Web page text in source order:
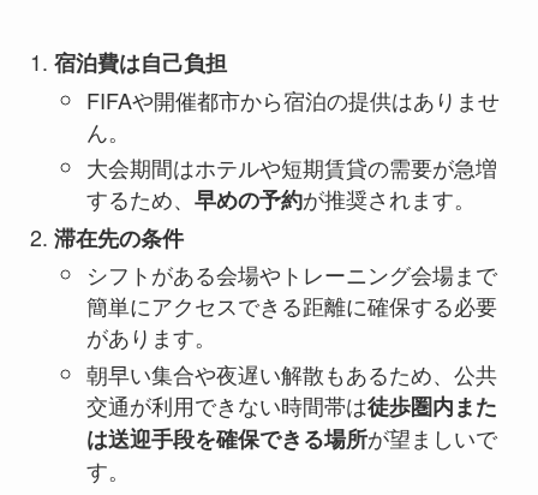
宿泊費は自己負担
FIFAや開催都市から宿泊の提供はありませ
ん。
大会期間はホテルや短期賃貸の需要が急増
するため、 早めの予約が推奨されます。
滞在先の条件
シフトがある会場やトレーニング会場まで
簡単にアクセスできる距離に確保する必要
があります。
朝早い集合や夜遅い解散もあるため、公共
交通が利用できない時間帯は徒歩圏内また
は送迎手段を確保できる場所が望ましいで
す。